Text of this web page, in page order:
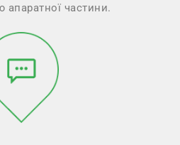
апаратної частини.